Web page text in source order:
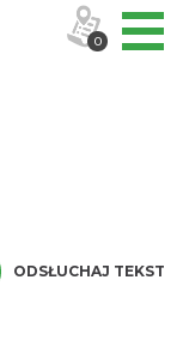
ODSŁUCHAJ TEKST
0